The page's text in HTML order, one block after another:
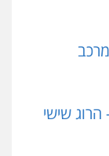
מרכב
שישי